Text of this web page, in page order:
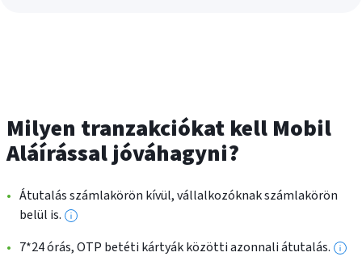
Milyen tranzakciókat kell Mobil
Aláírással jóváhagyni?
Átutalás számlakörön kívül, vállalkozóknak számlakörön
belül is.
További
információk
7*24 órás, OTP betéti kártyák közötti azonnali átutalás.